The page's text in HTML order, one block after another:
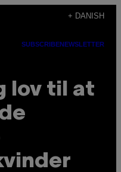
+ DANISH
SUBSCRIBENEWSLETTER
lov til at